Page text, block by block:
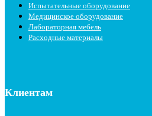
Испытательные оборудование
Медицинское оборудование
Лабораторная мебель
Расходные материалы
Клиентам